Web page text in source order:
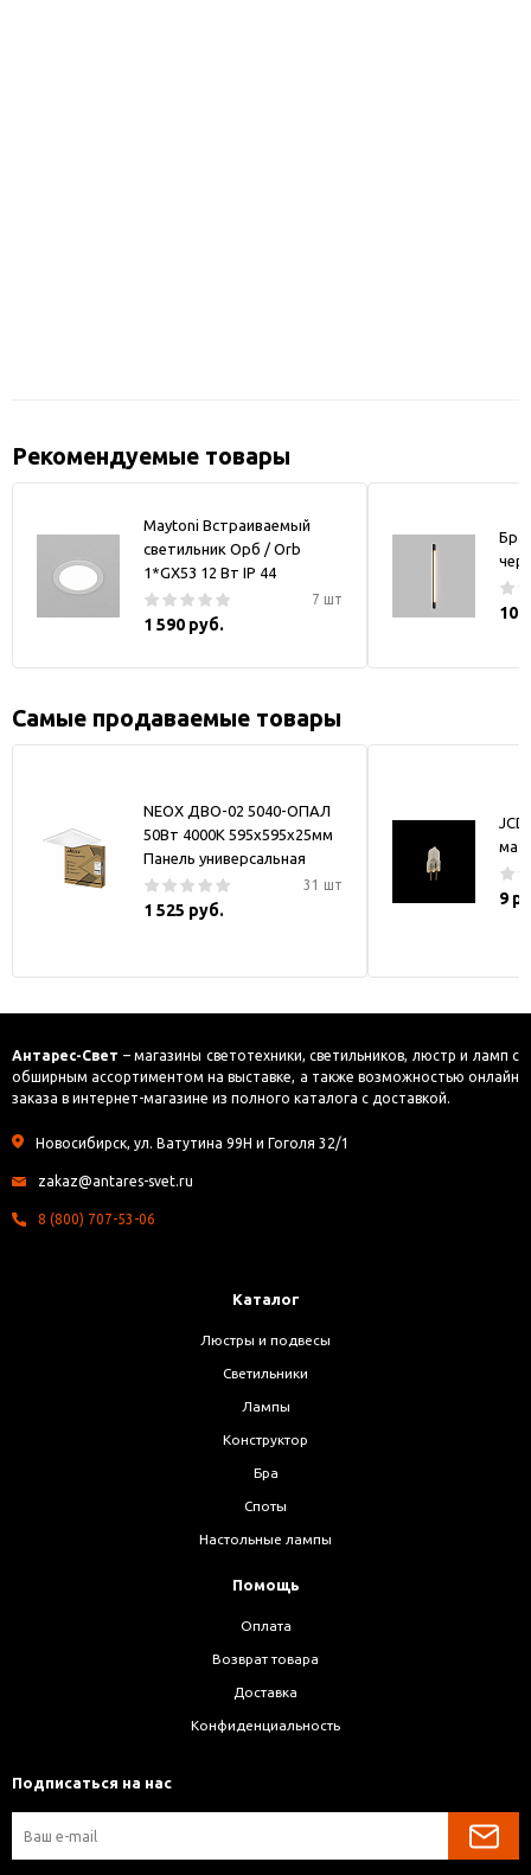
Рекомендуемые товары
Maytoni Встраиваемый
светильник Орб / Orb
1*GX53 12 Вт IP 44
7 шт
1 590 руб.
Бра
10
Самые продаваемые товары
NEOX ДВО-02 5040-ОПАЛ
50Вт 4000К 595х595х25мм
Панель универсальная
31 шт
1 525 руб.
JCD
9
Антарес-Свет – магазины светотехники, светильников, люстр и ламп с
обширным ассортиментом на выставке, а также возможностью онлайн
заказа в интернет-магазине из полного каталога с доставкой.
Новосибирск, ул. Ватутина 99Н и Гоголя 32/1
zakaz@antares-svet.ru
8 (800) 707-53-06
Каталог
Люстры и подвесы
Светильники
Лампы
Конструктор
Бра
Споты
Настольные лампы
Помощь
Оплата
Возврат товара
Доставка
Конфиденциальность
Подписаться на нас